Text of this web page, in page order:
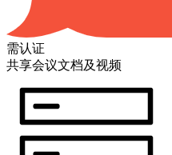
需认证
共享会议文档及视频